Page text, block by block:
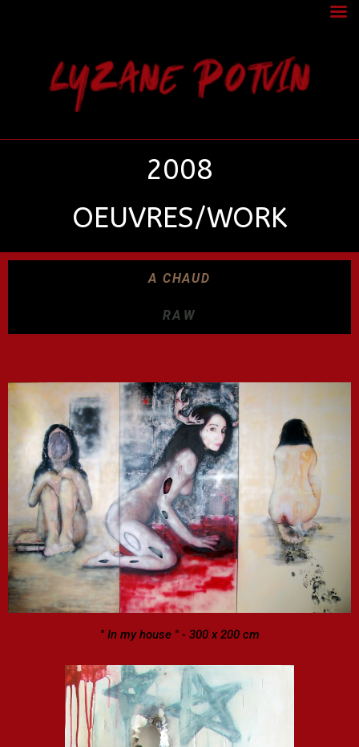
LYZANE POTVIN
2008
OEUVRES/WORK
A CHAUD
RAW
" In my house " - 300 x 200 cm